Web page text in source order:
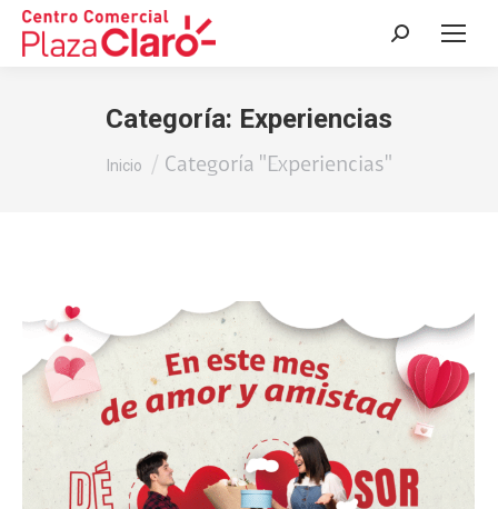
Buscar:
Categoría: Experiencias
Estás aquí:
Inicio Categoría "Experiencias"